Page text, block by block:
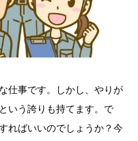
仕事です。しかし、やりが
いう誇りも持てます。で
ればいいのでしょうか？今